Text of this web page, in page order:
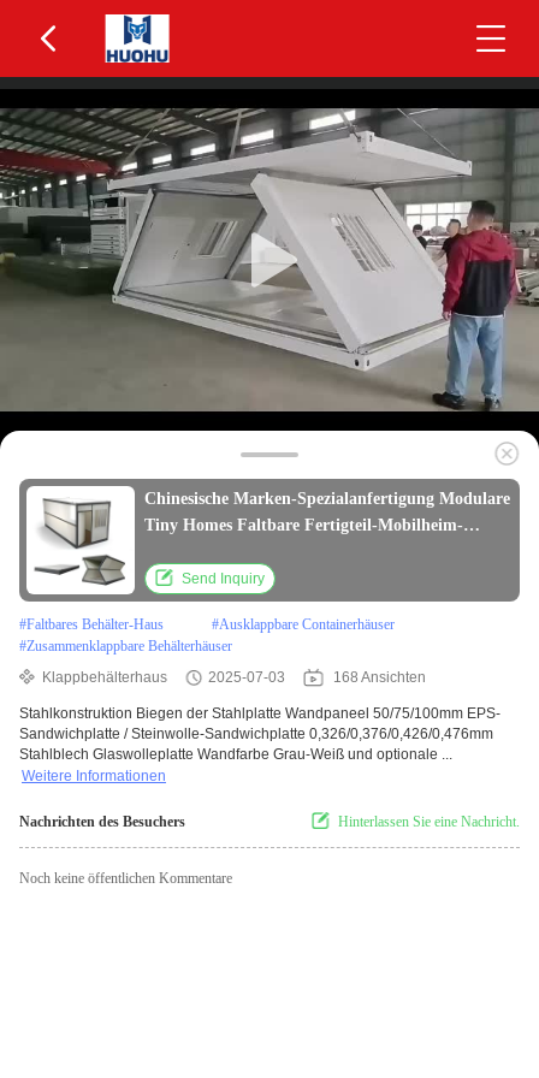
Chinesische Marken-Spezialanfertigung Modulare
Tiny Homes Faltbare Fertigteil-Mobilheim-
Send Inquiry
#Faltbares Behälter-Haus #Ausklappbare Containerhäuser
#Zusammenklappbare Behälterhäuser
Klappbehälterhaus
2025-07-03 168 Ansichten
Stahlkonstruktion Biegen der Stahlplatte Wandpaneel 50/75/100mm EPS-
Sandwichplatte / Steinwolle-Sandwichplatte 0,326/0,376/0,426/0,476mm
Stahlblech Glaswolleplatte Wandfarbe Grau-Weiß und optionale ...
Weitere Informationen
Nachrichten des Besuchers Hinterlassen Sie eine Nachricht.
Noch keine öffentlichen Kommentare